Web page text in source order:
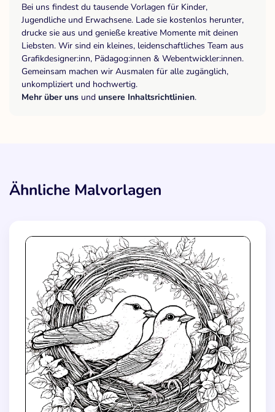
Bei uns findest du tausende Vorlagen für Kinder,
Jugendliche und Erwachsene. Lade sie kostenlos herunter,
drucke sie aus und genieße kreative Momente mit deinen
Liebsten. Wir sind ein kleines, leidenschaftliches Team aus
Grafikdesigner:inn, Pädagog:innen & Webentwickler:innen.
Gemeinsam machen wir Ausmalen für alle zugänglich,
unkompliziert und hochwertig.
Mehr über uns und unsere Inhaltsrichtlinien.
Ähnliche Malvorlagen